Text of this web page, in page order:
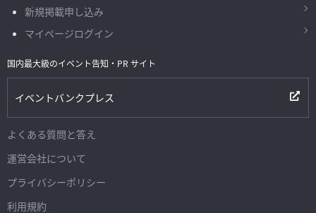
新規掲載申し込み
マイページログイン
国内最大級のイベント告知・PR サイト
イベントバンクプレス
よくある質問と答え
運営会社について
プライバシーポリシー
利用規約